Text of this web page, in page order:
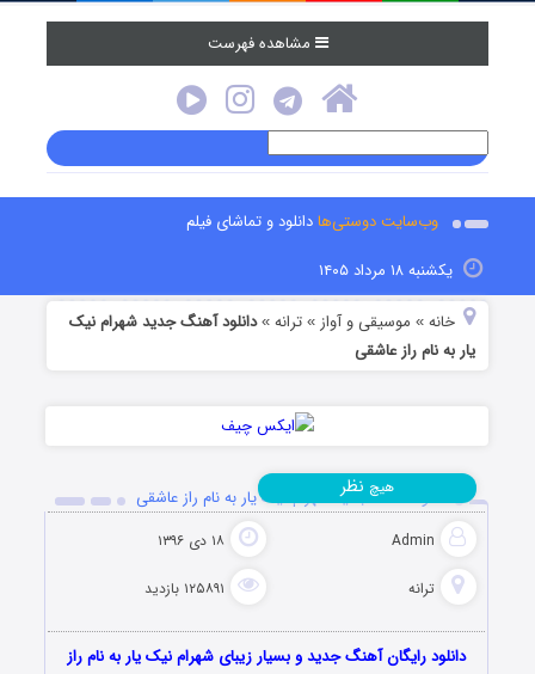
مشاهده فهرست
وب‌سایت دوستی‌هادانلود و تماشای فیلم
یکشنبه ۱۸ مرداد ۱۴۰۵
خانه » موسیقی و آواز »ترانه »دانلود آهنگ جدید شهرام نیک
یار به نام راز عاشقی
دانلود آهنگ جدید شهرام نیک یار به نام راز عاشقی
Admin ۱۸ دی ۱۳۹۶
ترانه ۱۲۵۸۹۱ بازدید
هیچ نظر
دانلود رایگان آهنگ جدید و بسیار زیبای شهرام نیک یار به نام راز